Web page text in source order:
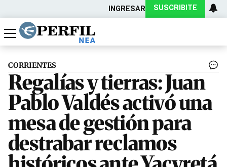
INGRESAR SUSCRIBITE
Política
Economía
Actualidad
CORRIENTES
Regalías y tierras: Juan
Pablo Valdés activó una
mesa de gestión para
destrabar reclamos